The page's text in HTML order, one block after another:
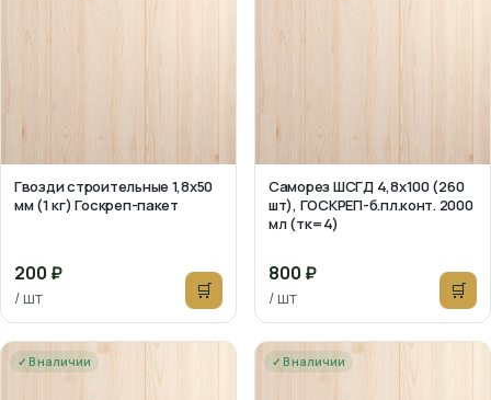
Гвозди строительные 1,8х50
мм (1 кг) Госкреп-пакет
200 ₽
/ шт 🛒
Саморез ШСГД 4,8х100 (260
шт), ГОСКРЕП-б.пл.конт. 2000
мл (тк=4)
800 ₽
/ шт 🛒
✓ В наличии ✓ В наличии